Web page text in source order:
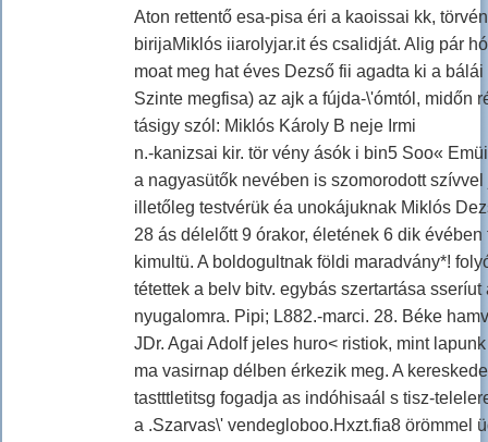
Aton rettentő esa-pisa éri a kaoissai kk,
birijaMiklós iiarolyjar.it és csalidját. Alig pár
moat meg hat éves Dezső fii agadta ki a
Szinte megfisa) az ajk a fújda-\'ómtól, midőn
tásigy szól: Miklós Károly B neje Irmi
n.-kanizsai kir. tör vény ásók i bin5 Soo«
a nagyasütők nevében is szomorodott
illetőleg testvérük éa unokájuknak Miklós
28 ás délelőtt 9 órakor, életének 6 dik
kimultü. A boldogultnak földi maradvány*!
tétettek a belv bitv. egybás szertartása
nyugalomra. Pipi; L882.-marci. 28. Béke
JDr. Agai Adolf jeles huro< ristiok, mint
ma vasirnap délben érkezik meg. A
tastttletitsg fogadja as indóhisaál s tisz-
a .Szarvas\' vendegloboo.Hxzt.fia8 örömmel